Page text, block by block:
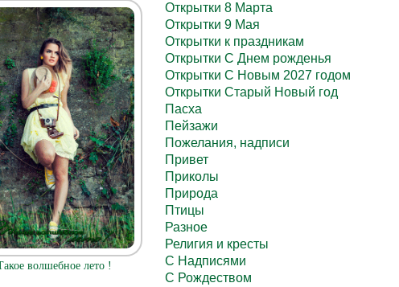
волшебное лето !
Открытки 8 Марта
Открытки 9 Мая
Открытки к праздникам
Открытки С Днем рожденья
Открытки С Новым 2027 годом
Открытки Старый Новый год
Пасха
Пейзажи
Пожелания, надписи
Привет
Приколы
Природа
Птицы
Разное
Религия и кресты
С Надписями
С Рождеством